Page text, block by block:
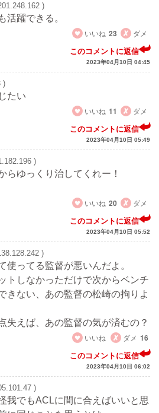
)
活躍できる。
いいね 23 ダメ
このコメントに返信
2023年04月10日 04:45
)
たい
いいね 11 ダメ
このコメントに返信
2023年04月10日 05:49
)
らゆっくり治してくれー！
いいね 20 ダメ
このコメントに返信
2023年04月10日 05:52
)
使ってる監督が悪いんだよ。
トしなかっただけで次からベンチ
きない、あの監督の松崎の拘りよ
失えば、あの監督の気が済むの？
いいね
ダメ 16
このコメントに返信
2023年04月10日 06:02
)
我でもACLに間に合えばいいと思